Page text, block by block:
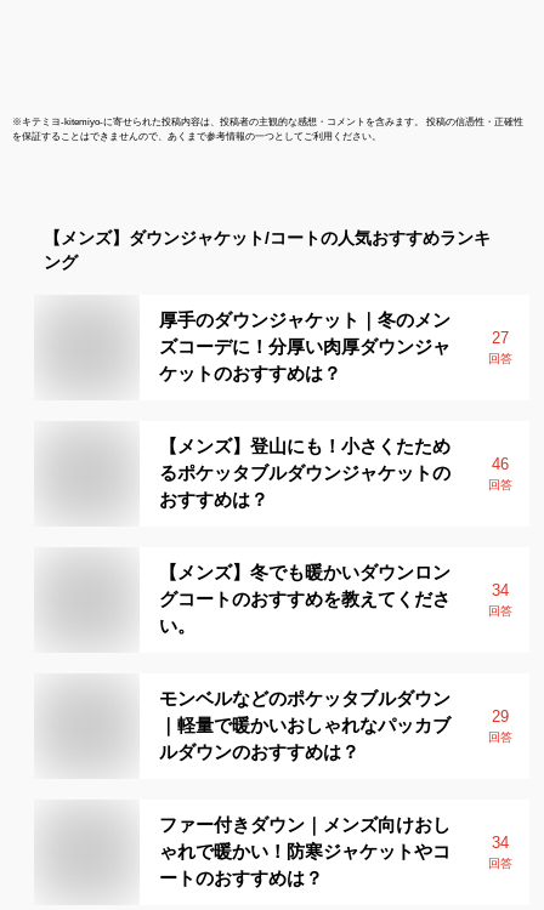
※キテミヨ-kitemiyo-に寄せられた投稿内容は、投稿者の主観的な感想・コメントを含みます。 投稿の信憑性・正確性
を保証することはできませんので、あくまで参考情報の一つとしてご利用ください。
【メンズ】 ダウンジャケット/コートの人気おすすめランキ
ング
厚手のダウンジャケット｜冬のメン
ズコーデに！分厚い肉厚ダウンジャ
ケットのおすすめは？
27
回答
【メンズ】登山にも！小さくたため
るポケッタブルダウンジャケットの
おすすめは？
46
回答
【メンズ】冬でも暖かいダウンロン
グコートのおすすめを教えてくださ
い。
34
回答
モンベルなどのポケッタブルダウン
｜軽量で暖かいおしゃれなパッカブ
ルダウンのおすすめは？
29
回答
ファー付きダウン｜メンズ向けおし
ゃれで暖かい！防寒ジャケットやコ
ートのおすすめは？
34
回答